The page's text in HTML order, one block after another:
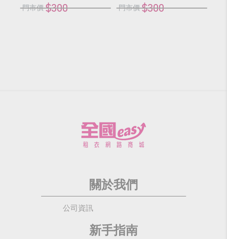
門市價 $300 門市價 $300
關於我們
公司資訊
新手指南